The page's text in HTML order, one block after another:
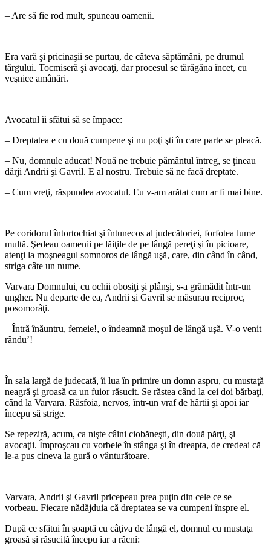
– Are să fie rod mult, spuneau oamenii.
Era vară şi pricinaşii se purtau, de câteva săptămâni, pe drumul
târgului. Tocmiseră şi avocaţi, dar procesul se tărăgăna încet, cu
veşnice amânări.
Avocatul îi sfătui să se împace:
– Dreptatea e cu două cumpene şi nu poţi şti în care parte se pleacă.
– Nu, domnule aducat! Nouă ne trebuie pământul întreg, se ţineau
dârji Andrii şi Gavril. E al nostru. Trebuie să ne facă dreptate.
– Cum vreţi, răspundea avocatul. Eu v-am arătat cum ar fi mai bine.
Pe coridorul întortochiat şi întunecos al judecătoriei, forfotea lume
multă. Şedeau oamenii pe lăiţile de pe lângă pereţi şi în picioare,
atenţi la moşneagul somnoros de lângă uşă, care, din când în când,
striga câte un nume.
Varvara Domnului, cu ochii obosiţi şi plânşi, s-a grămădit într-un
ungher. Nu departe de ea, Andrii şi Gavril se măsurau reciproc,
posomorâţi.
– Întră înăuntru, femeie!, o îndeamnă moşul de lângă uşă. V-o venit
rându’!
În sala largă de judecată, îi lua în primire un domn aspru, cu mustaţă
neagră şi groasă ca un fuior răsucit. Se răstea când la cei doi bărbaţi,
când la Varvara. Răsfoia, nervos, într-un vraf de hârtii şi apoi iar
începu să strige.
Se repeziră, acum, ca nişte câini ciobăneşti, din două părţi, şi
avocaţii. Împroşcau cu vorbele în stânga şi în dreapta, de credeai că
le-a pus cineva la gură o vânturătoare.
Varvara, Andrii şi Gavril pricepeau prea puţin din cele ce se
vorbeau. Fiecare nădăjduia că dreptatea se va cumpeni înspre el.
După ce sfătui în şoaptă cu câţiva de lângă el, domnul cu mustaţa
groasă şi răsucită începu iar a răcni: